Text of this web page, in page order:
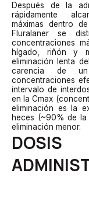
Después de la
rápidamente
máximas dentro
Fluralaner se
concentraciones
hígado, riñón y
eliminación lenta
carencia de un
concentraciones
intervalo de
en la Cmax
eliminación es la
heces (~90% de la
eliminación menor.